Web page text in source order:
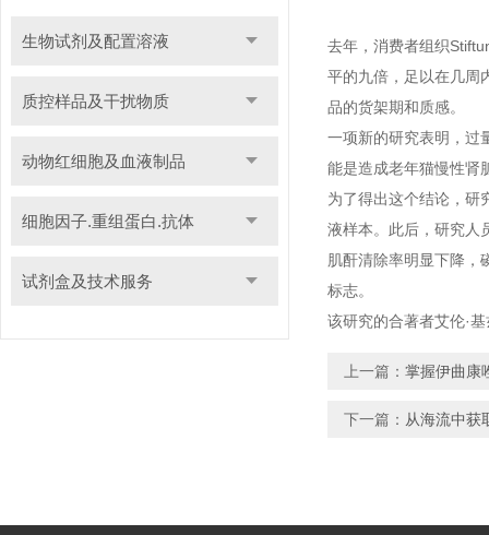
生物试剂及配置溶液
质控样品及干扰物质
动物红细胞及血液制品
细胞因子.重组蛋白.抗体
试剂盒及技术服务
去年，消费者组织
平的九倍，足以在几周
品的货架期和质感。
一项新的研究表明，过
能是造成老年猫慢性肾
为了得出这个结论，研
液样本。此后，研究人
肌酐清除率明显下降，
标志。
该研究的合著者艾伦·
上一篇： 掌握伊曲康
下一篇： 从海流中获